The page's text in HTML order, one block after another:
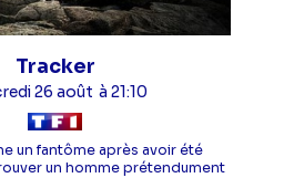
Tracker
26 août à 21:10
un fantôme après avoir été
un homme prétendument